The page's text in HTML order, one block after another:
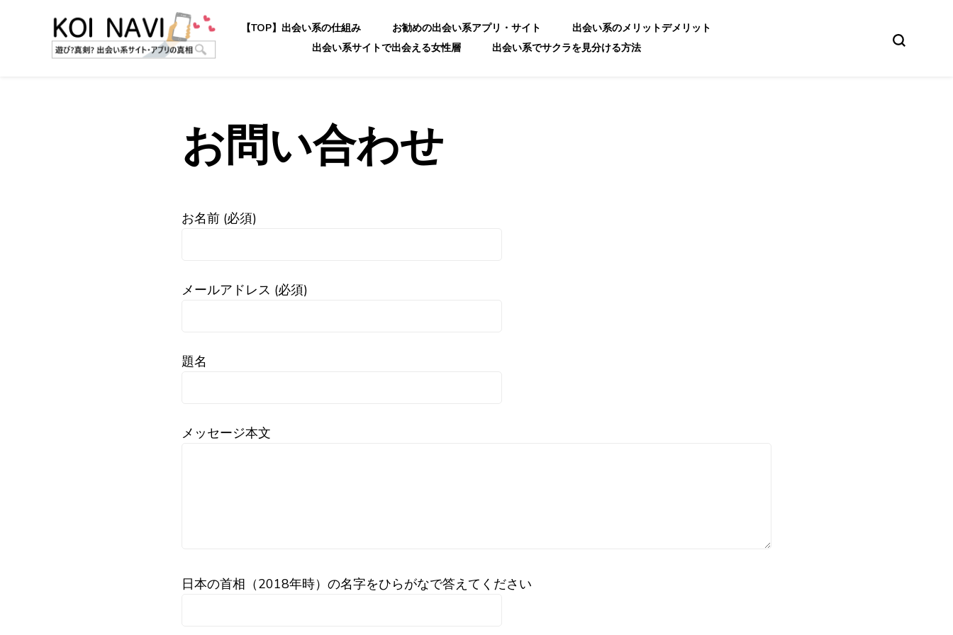
【TOP】出会い系の仕組み お勧めの出会い系アプリ・サイト
出会い系のメリットデメリット
出会い系サイトで出会える女性層
出会い系でサクラを見分ける方法
お問い合わせ
お名前 (必須)
メールアドレス (必須)
題名
メッセージ本文
日本の首相（2018年時）の名字をひらがなで答えてください